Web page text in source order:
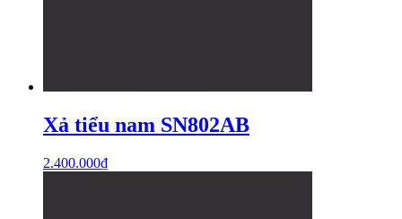
Xả tiểu nam SN802AB
2.400.000₫